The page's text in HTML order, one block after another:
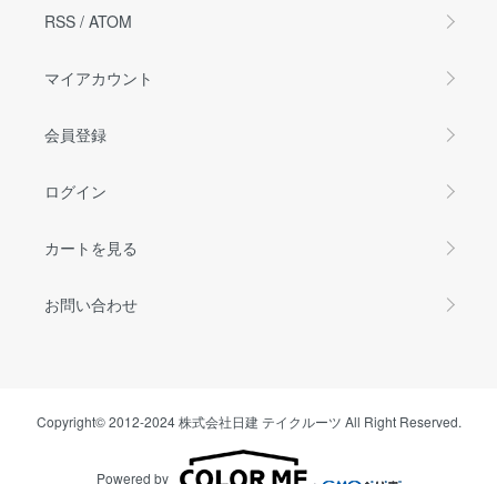
RSS / ATOM
マイアカウント
会員登録
ログイン
カートを見る
お問い合わせ
Copyright© 2012-2024 株式会社日建 テイクルーツ All Right Reserved.
Powered by